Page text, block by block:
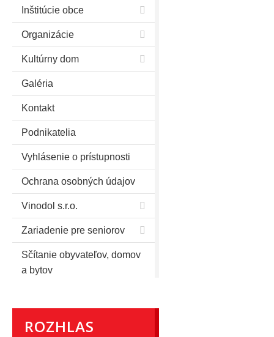
Inštitúcie obce
Organizácie
Kultúrny dom
Galéria
Kontakt
Podnikatelia
Vyhlásenie o prístupnosti
Ochrana osobných údajov
Vinodol s.r.o.
Zariadenie pre seniorov
Sčítanie obyvateľov, domov
a bytov
ROZHLAS